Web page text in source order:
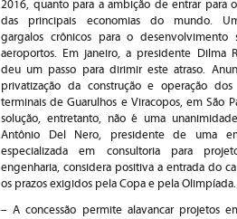
2016, quanto para a ambição de entrar para
das principais economias do mundo.
gargalos crônicos para o desenvolvimento
aeroportos. Em janeiro, a presidente Dilma
deu um passo para dirimir este atraso.
privatização da construção e operação dos
terminais de Guarulhos e Viracopos, em São
solução, entretanto, não é uma
Antônio Del Nero, presidente de uma
especializada em consultoria para
engenharia, considera positiva a entrada do
os prazos exigidos pela Copa e pela Olimpíada.
– A concessão permite alavancar projetos